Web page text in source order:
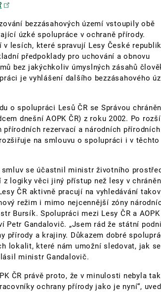
bezzásahových území vstoupily obě
úzké spolupráce v ochraně přírody.
lesích, které spravují Lesy České
předpoklady pro uchování a obnovu
bez jakýchkoliv úmyslných zásahů
je vyhlášení dalšího bezzásahového
o spolupráci Lesů ČR se Správou
dnešní AOPK ČR) z roku 2002. Po
přírodních rezervací a národních přírodních
na smlouvu o spolupráci i v těchto
se účastnil ministr životního
logiky věci jiný přístup než lesy v
ČR aktivně pracují na vyhledávání
režim i mimo nejcennější zóny
Bursík. Spolupráci mezi Lesy ČR a AOPK
Gandalovič. „Jsem rád že státní
přírody a krajiny. Důkazem dobré
lokalit, které nám umožní sledovat, jak se
ministr Gandalovič.
ČR právě proto, že v minulosti nebyla tak
ochrany přírody jako je nyní“, uvedl